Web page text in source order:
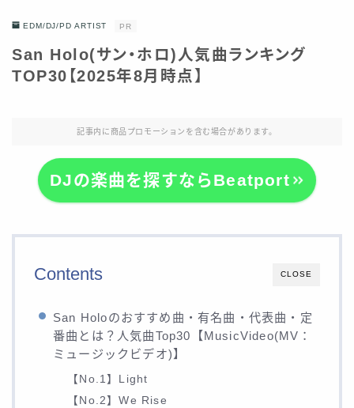
EDM/DJ/PD ARTIST PR
San Holo(サン・ホロ)人気曲ランキング
TOP30【2025年8月時点】
記事内に商品プロモーションを含む場合があります。
DJの楽曲を探すならBeatport
CLOSE
Contents
San Holoのおすすめ曲・有名曲・代表曲・定
番曲とは？人気曲Top30【MusicVideo(MV：
ミュージックビデオ)】
【No.1】Light
【No.2】We Rise